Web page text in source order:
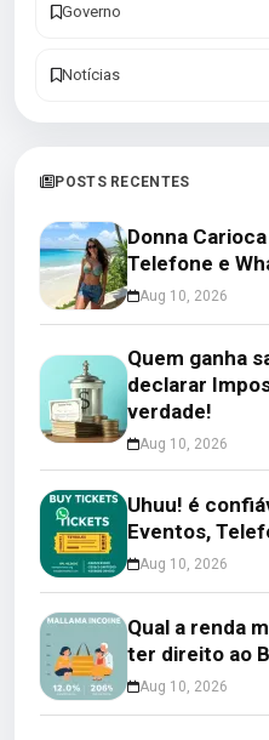
Governo
Notícias
POSTS RECENTES
Donna
Telefone e
Aug 10, 2026
Quem ganha
declarar
verdade!
Aug 10, 2026
Uhuu! é
Eventos,
Aug 10, 2026
Qual a renda
ter direito ao
Aug 10, 2026